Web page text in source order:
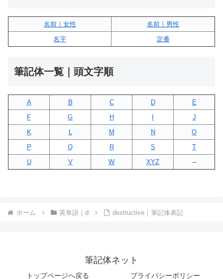
名前｜女性
名前｜男性
名字
定番
筆記体一覧｜頭文字順
A B C D
E
F
G H
J
K
L M N
O
P
Q R S
T
U
V W XYZ –
ホーム 英単語｜d destructive｜筆記体表記
筆記体ネット
トップページへ戻る プライバシーポリシー